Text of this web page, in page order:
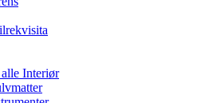
alle Interiør